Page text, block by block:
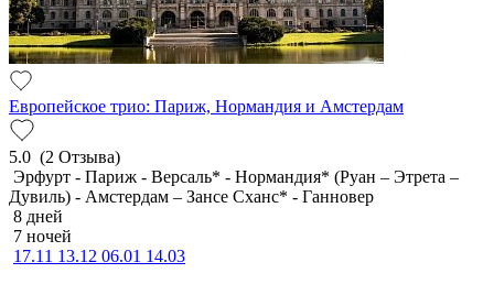
Европейское трио: Париж, Нормандия и Амстердам
5.0 (2 Отзыва)
Эрфурт - Париж - Версаль* - Нормандия* (Руан – Этрета –
Дувиль) - Амстердам – Зансе Сханс* - Ганновер
8 дней
7 ночей
17.11 13.12 06.01 14.03